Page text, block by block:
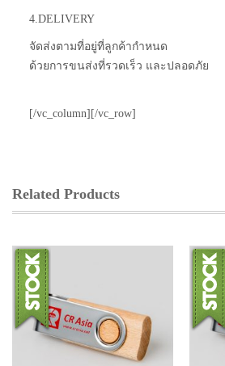
4.DELIVERY
จัดส่งตามที่อยู่ที่ลูกค้ากำหนด
ด้วยการขนส่งที่รวดเร็ว และปลอดภัย
[/vc_column][/vc_row]
Related Products